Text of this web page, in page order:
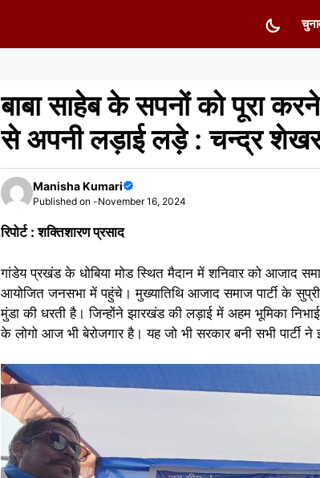
बाबा साहेब के सपनों को पूरा
से अपनी लड़ाई लड़े : चन्द्र
Manisha Kumari
Published on -November 16, 2024
रिपोर्ट : शक्तिशारण प्रसाद
गांडेय प्रखंड के धोबिया मोड स्थित मैदान में शनिवार को आजाद
आयोजित जनसभा में पहुंचे। मुख्यातिथि आजाद समाज पार्टी के
मुंडा की धरती है। जिन्होंने झारखंड की लड़ाई में अहम भूमिका
के लोगो आज भी बेरोजगार है। यह जो भी सरकार बनी सभी पार्टी